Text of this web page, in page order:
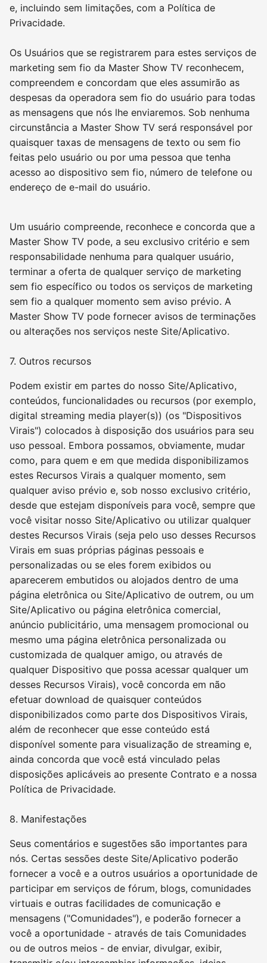
e, incluindo sem limitações, com a Política de
Privacidade.
Os Usuários que se registrarem para estes serviços de
marketing sem fio da Master Show TV reconhecem,
compreendem e concordam que eles assumirão as
despesas da operadora sem fio do usuário para todas
as mensagens que nós lhe enviaremos. Sob nenhuma
circunstância a Master Show TV será responsável por
quaisquer taxas de mensagens de texto ou sem fio
feitas pelo usuário ou por uma pessoa que tenha
acesso ao dispositivo sem fio, número de telefone ou
endereço de e-mail do usuário.
Um usuário compreende, reconhece e concorda que a
Master Show TV pode, a seu exclusivo critério e sem
responsabilidade nenhuma para qualquer usuário,
terminar a oferta de qualquer serviço de marketing
sem fio específico ou todos os serviços de marketing
sem fio a qualquer momento sem aviso prévio. A
Master Show TV pode fornecer avisos de terminações
ou alterações nos serviços neste Site/Aplicativo.
7. Outros recursos
Podem existir em partes do nosso Site/Aplicativo,
conteúdos, funcionalidades ou recursos (por exemplo,
digital streaming media player(s)) (os "Dispositivos
Virais") colocados à disposição dos usuários para seu
uso pessoal. Embora possamos, obviamente, mudar
como, para quem e em que medida disponibilizamos
estes Recursos Virais a qualquer momento, sem
qualquer aviso prévio e, sob nosso exclusivo critério,
desde que estejam disponíveis para você, sempre que
você visitar nosso Site/Aplicativo ou utilizar qualquer
destes Recursos Virais (seja pelo uso desses Recursos
Virais em suas próprias páginas pessoais e
personalizadas ou se eles forem exibidos ou
aparecerem embutidos ou alojados dentro de uma
página eletrônica ou Site/Aplicativo de outrem, ou um
Site/Aplicativo ou página eletrônica comercial,
anúncio publicitário, uma mensagem promocional ou
mesmo uma página eletrônica personalizada ou
customizada de qualquer amigo, ou através de
qualquer Dispositivo que possa acessar qualquer um
desses Recursos Virais), você concorda em não
efetuar download de quaisquer conteúdos
disponibilizados como parte dos Dispositivos Virais,
além de reconhecer que esse conteúdo está
disponível somente para visualização de streaming e,
ainda concorda que você está vinculado pelas
disposições aplicáveis ao presente Contrato e a nossa
Política de Privacidade.
8. Manifestações
Seus comentários e sugestões são importantes para
nós. Certas sessões deste Site/Aplicativo poderão
fornecer a você e a outros usuários a oportunidade de
participar em serviços de fórum, blogs, comunidades
virtuais e outras facilidades de comunicação e
mensagens ("Comunidades"), e poderão fornecer a
você a oportunidade - através de tais Comunidades
ou de outros meios - de enviar, divulgar, exibir,